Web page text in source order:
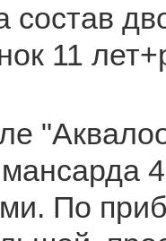
состав
11
По